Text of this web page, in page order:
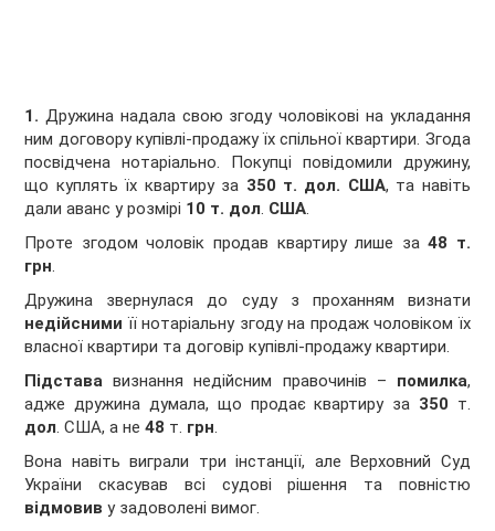
1.Дружина надала свою згоду чоловікові на укладання
ним договору купівлі-продажу їх спільної квартири. Згода
посвідчена нотаріально. Покупці повідомили дружину,
що куплять їх квартиру за 350 т. дол. США, та навіть
дали аванс у розмірі 10 т. дол. США.
Проте згодом чоловік продав квартиру лише за48 т.
грн.
Дружина звернулася до суду з проханням визнати
недійсними її нотаріальну згоду на продаж чоловіком їх
власної квартири та договір купівлі-продажу квартири.
Підстава визнання недійсним правочинів – помилка,
адже дружина думала, що продає квартиру за 350 т.
дол. США, а не48 т. грн.
Вона навіть виграли три інстанції, але Верховний Суд
України скасував всі судові рішення та повністю
відмовив у задоволені вимог.